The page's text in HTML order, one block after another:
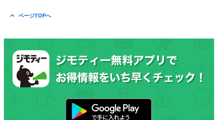
ページTOPへ